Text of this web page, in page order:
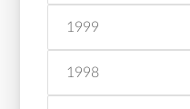
1999
1998